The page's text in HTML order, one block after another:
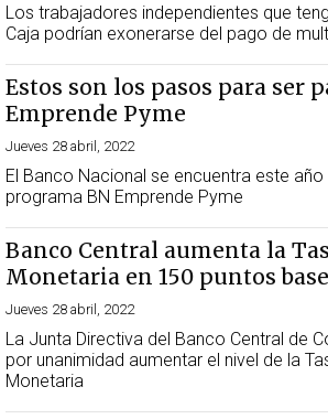
Los trabajadores independientes que
Caja podrían exonerarse del pago de
Estos son los pasos para ser
Emprende Pyme
Jueves 28 abril, 2022
El Banco Nacional se encuentra este
programa BN Emprende Pyme
Banco Central aumenta la
Monetaria en 150 puntos base
Jueves 28 abril, 2022
La Junta Directiva del Banco Central de
por unanimidad aumentar el nivel de la
Monetaria